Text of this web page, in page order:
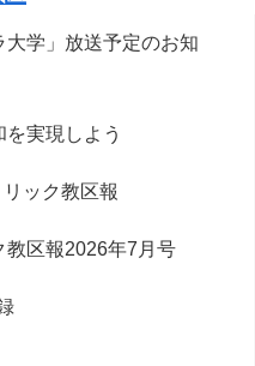
学」放送予定のお知
を実現しよう
ック教区報
教区報2026年7月号